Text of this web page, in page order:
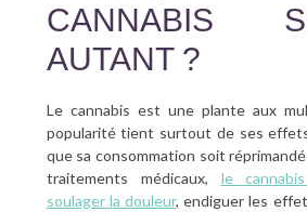
CANNABIS
AUTANT ?
Le cannabis est une plante aux
popularité tient surtout de ses
que sa consommation soit
traitements médicaux, le
soulager la douleur, endiguer les